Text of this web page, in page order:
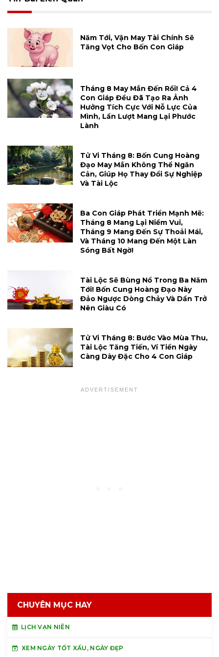
Năm Tới, Vận May Tài Chính Sẽ
Tăng Vọt Cho Bốn Con Giáp
Tháng 8 May Mắn Đến Rồi! Cả 4
Con Giáp Đều Đã Tạo Ra Ảnh
Hưởng Tích Cực Với Nỗ Lực Của
Mình, Lần Lượt Mang Lại Phước
Lành
Tử Vi Tháng 8: Bốn Cung Hoàng
Đạo May Mắn Không Thể Ngăn
Cản, Giúp Họ Thay Đổi Sự Nghiệp
Và Tài Lộc
Ba Con Giáp Phát Triển Mạnh Mẽ:
Tháng 8 Mang Lại Niềm Vui,
Tháng 9 Mang Đến Sự Thoải Mái,
Và Tháng 10 Mang Đến Một Làn
Sóng Bất Ngờ!
Tài Lộc Sẽ Bùng Nổ Trong Ba Năm
Tới! Bốn Cung Hoàng Đạo Này
Đảo Ngược Dòng Chảy Và Dần Trở
Nên Giàu Có
Tử Vi Tháng 8: Bước Vào Mùa Thu,
Tài Lộc Tăng Tiến, Ví Tiền Ngày
Càng Dày Đặc Cho 4 Con Giáp
CHUYÊN MỤC HAY
LỊCH VẠN NIÊN
XEM NGÀY TỐT XẤU, NGÀY ĐẸP